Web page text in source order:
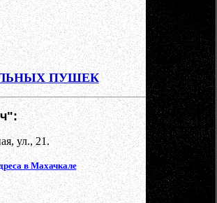
ПУШЕК
ул., 21.
в Махачкале